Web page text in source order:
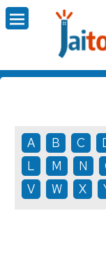
A B C
L
M N
V
W X